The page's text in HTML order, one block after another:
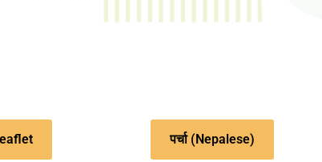
पर्चा (Nepalese)